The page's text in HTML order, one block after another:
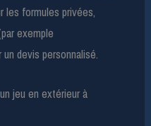
les formules privées,
exemple
un devis personnalisé.
jeu en extérieur à